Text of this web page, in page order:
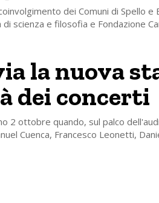
dei Comuni di Spello e
scienza e filosofia e Fondazione
la nuova
dei concerti
2 ottobre quando, sul palco
Cuenca, Francesco Leonetti,